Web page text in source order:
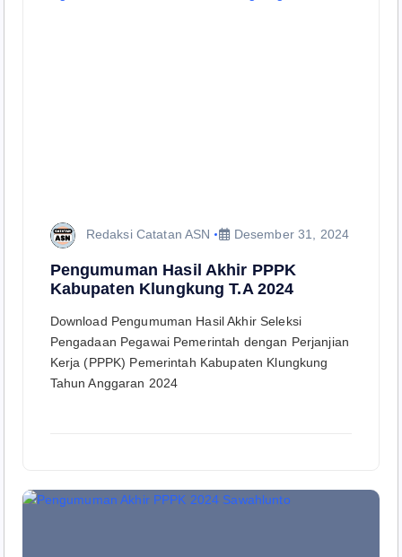
Redaksi Catatan ASN Desember 31, 2024
Pengumuman Hasil Akhir PPPK
Kabupaten Klungkung T.A 2024
Download Pengumuman Hasil Akhir Seleksi
Pengadaan Pegawai Pemerintah dengan Perjanjian
Kerja (PPPK) Pemerintah Kabupaten Klungkung
Tahun Anggaran 2024